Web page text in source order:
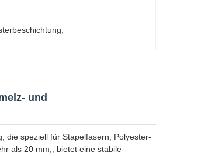
und
die speziell für Stapelfasern, Polyester-
als 20 mm,, bietet eine stabile